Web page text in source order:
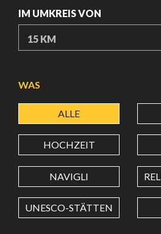
IM UMKREIS VON
BREITENGRAD
LÄNGENGRAD
Wert in Dezimalgrad. Punkt (.)
WAS
ALLE
HOCHZEIT
NAVIGLI
UNESCO-STÄTTEN